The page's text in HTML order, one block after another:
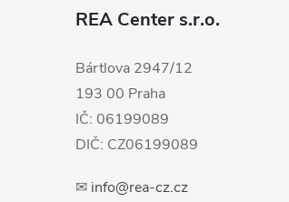
REA Center s.r.o.
Bártlova 2947/12
193 00 Praha
IČ: 06199089
DIČ: CZ06199089
✉ info@rea-cz.cz